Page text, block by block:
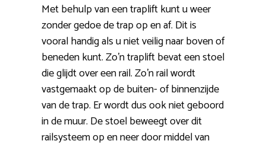
Met behulp van een traplift kunt u weer
zonder gedoe de trap op en af. Dit is
vooral handig als u niet veilig naar boven of
beneden kunt. Zo’n traplift bevat een stoel
die glijdt over een rail. Zo’n rail wordt
vastgemaakt op de buiten- of binnenzijde
van de trap. Er wordt dus ook niet geboord
in de muur. De stoel beweegt over dit
railsysteem op en neer door middel van